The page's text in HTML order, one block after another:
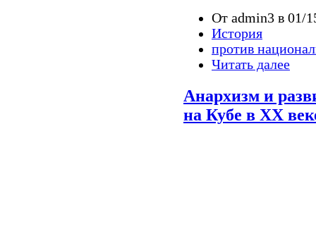
От admin3 в 01/
История
против
Читать далее
Анархизм и
на Кубе в ХХ